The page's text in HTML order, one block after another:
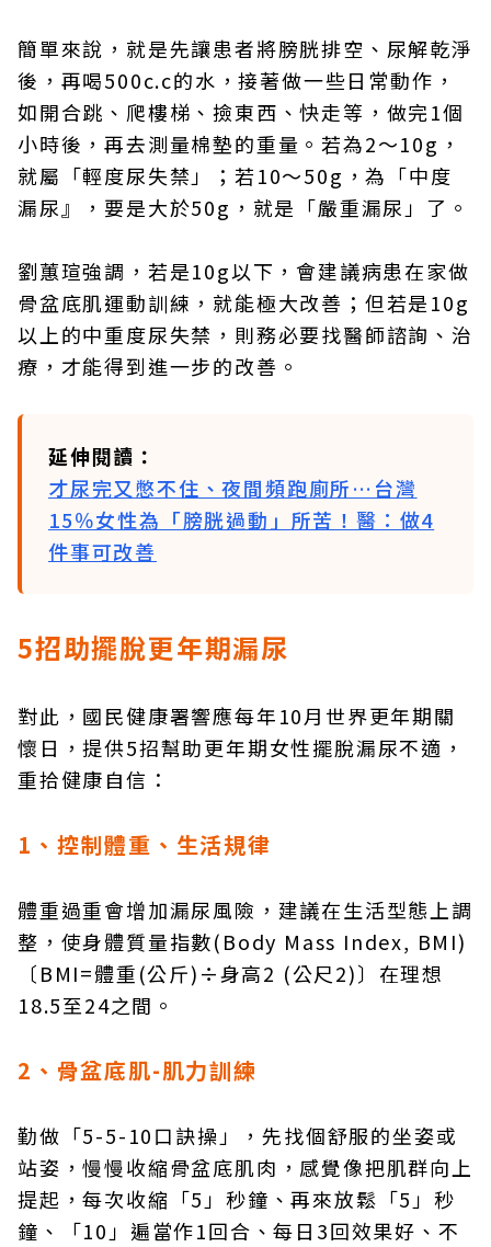
簡單來說，就是先讓患者將膀胱排空、尿解乾淨
後，再喝500c.c的水，接著做一些日常動作，
如開合跳、爬樓梯、撿東西、快走等，做完1個
小時後，再去測量棉墊的重量。若為2～10g，
就屬「輕度尿失禁」；若10～50g，為「中度
漏尿』，要是大於50g，就是「嚴重漏尿」了。
劉蕙瑄強調，若是10g以下，會建議病患在家做
骨盆底肌運動訓練，就能極大改善；但若是10g
以上的中重度尿失禁，則務必要找醫師諮詢、治
療，才能得到進一步的改善。
延伸閱讀：
才尿完又憋不住、夜間頻跑廁所…台灣
15％女性為「膀胱過動」所苦！醫：做4
件事可改善
5招助擺脫更年期漏尿
對此，國民健康署響應每年10月世界更年期關
懷日，提供5招幫助更年期女性擺脫漏尿不適，
重拾健康自信：
1、控制體重、生活規律
體重過重會增加漏尿風險，建議在生活型態上調
整，使身體質量指數(Body Mass Index, BMI)
〔BMI=體重(公斤)÷身高2 (公尺2)〕在理想
18.5至24之間。
2、骨盆底肌-肌力訓練
勤做「5-5-10口訣操」，先找個舒服的坐姿或
站姿，慢慢收縮骨盆底肌肉，感覺像把肌群向上
提起，每次收縮「5」秒鐘、再來放鬆「5」秒
鐘、「10」遍當作1回合、每日3回效果好、不